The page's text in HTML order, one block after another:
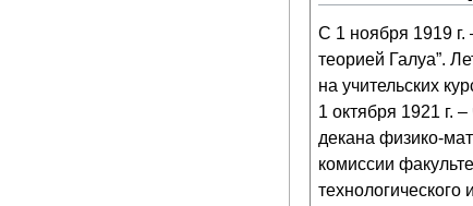
С 1 ноября 1919 г.
теорией Галуа”.
на учительских
1 октября 1921 г.
декана физико-
комиссии